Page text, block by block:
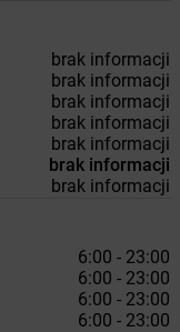
brak informacji
brak informacji
brak informacji
brak informacji
brak informacji
brak informacji
brak informacji
6:00 - 23:00
6:00 - 23:00
6:00 - 23:00
6:00 - 23:00